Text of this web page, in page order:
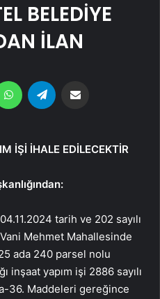
BELEDİYE
İLAN
WhatsApp
İŞİ İHALE EDİLECEKTİR
tarih ve 202 sayılı
Mehmet Mahallesinde
ada 240 parsel nolu
inşaat yapım işi 2886 sayılı
36. Maddeleri gereğince